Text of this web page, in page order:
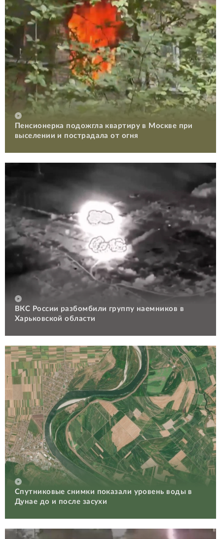
Пенсионерка подожгла квартиру в Москве при
выселении и пострадала от огня
ВКС России разбомбили группу наемников в
Харьковской области
Спутниковые снимки показали уровень воды в
Дунае до и после засухи